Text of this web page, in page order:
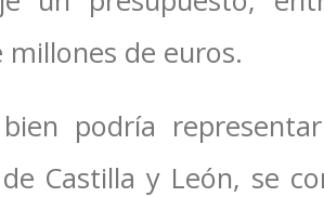
millones de euros.
podría
Castilla y León, se